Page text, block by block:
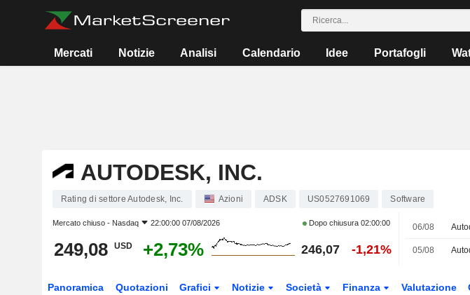
Mercati Notizie Analisi Calendario Idee Portafogli
AUTODESK, INC.
Rating di settore Autodesk, Inc. Azioni ADSK US0527691069 Software
Mercato chiuso - Nasdaq 22:00:00 07/08/2026 Dopo chiusura 02:00:00
249,08 USD +2,73% 246,07 -1,21%
06/08
05/08
Panoramica Quotazioni Grafici Notizie Società Finanza Valutazione